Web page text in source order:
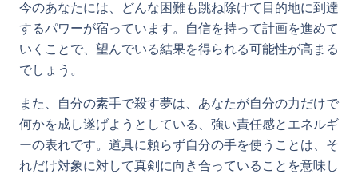
今のあなたには、どんな困難も跳ね除けて目的地に到達
するパワーが宿っています。自信を持って計画を進めて
いくことで、望んでいる結果を得られる可能性が高まる
でしょう。
また、自分の素手で殺す夢は、あなたが自分の力だけで
何かを成し遂げようとしている、強い責任感とエネルギ
ーの表れです。道具に頼らず自分の手を使うことは、そ
れだけ対象に対して真剣に向き合っていることを意味し